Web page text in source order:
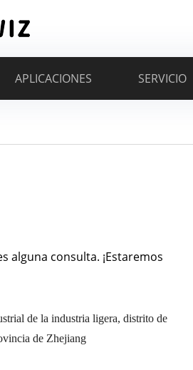
APLICACIONES SERVICIO
alguna consulta. ¡Estaremos
de la industria ligera, distrito de
de Zhejiang